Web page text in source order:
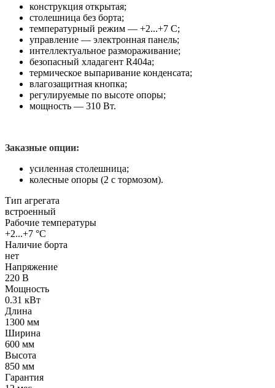
конструкция открытая;
столешница без борта;
температурный режим — +2...+7 C;
управление — электронная панель;
интеллектуальное размораживание;
безопасный хладагент R404a;
термическое выпаривание конденсата;
влагозащитная кнопка;
регулируемые по высоте опоры;
мощность — 310 Вт.
Заказные опции:
усиленная столешница;
колесные опоры (2 с тормозом).
Тип агрегата
встроенный
Рабочие температуры
+2...+7 °C
Наличие борта
нет
Напряжение
220 В
Мощность
0.31 кВт
Длина
1300 мм
Ширина
600 мм
Высота
850 мм
Гарантия